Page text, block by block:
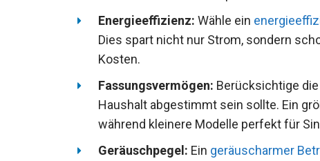
Energieeffizienz: Wähle ein
Dies spart nicht nur Strom, sondern
Kosten.
Fassungsvermögen: Berücksichtige
Haushalt abgestimmt sein sollte. Ein
während kleinere Modelle perfekt für
Geräuschpegel: Ein geräuscharmer